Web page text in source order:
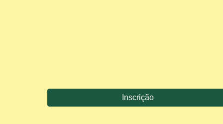
Inscrição